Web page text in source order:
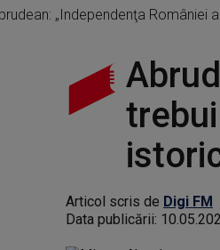
„Independenţa României
Articol scris de Digi FM
Data publicării: